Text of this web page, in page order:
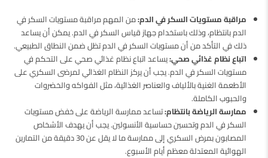
مراقبة مستويات السكر في الدم:من المهم مراقبة مستويات السكر في
الدم بانتظام، وذلك باستخدام جهاز قياس السكر في الدم. يمكن أن يساعد
ذلك في التأكد من أن مستويات السكر في الدم تظل ضمن النطاق الطبيعي.
اتباع نظام غذائي صحي:يساعد اتباع نظام غذائي صحي على التحكم في
مستويات السكر في الدم. يجب أن يركز النظام الغذائي لمرضى السكري على
الأطعمة الغنية بالألياف والعناصر الغذائية، مثل الفواكه والخضروات
والحبوب الكاملة.
ممارسة الرياضة بانتظام:تساعد ممارسة الرياضة على خفض مستويات
السكر في الدم وتحسين حساسية الأنسولين. يجب أن يهدف الأشخاص
المصابون بمرض السكري إلى ممارسة ما لا يقل عن 30 دقيقة من التمارين
الهوائية المعتدلة معظم أيام الأسبوع.